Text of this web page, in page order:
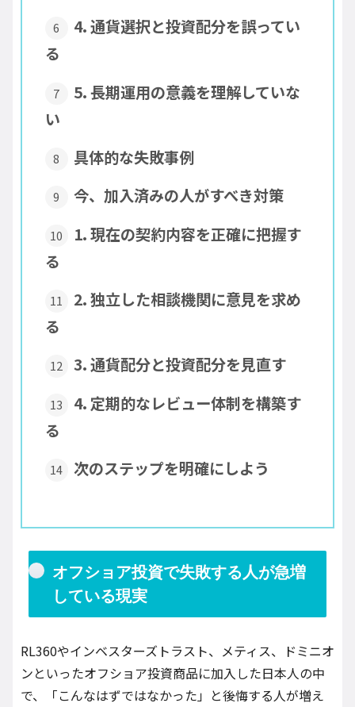
4. 通貨選択と投資配分を誤ってい
る
5. 長期運用の意義を理解していな
い
具体的な失敗事例
今、加入済みの人がすべき対策
1. 現在の契約内容を正確に把握す
る
2. 独立した相談機関に意見を求め
る
3. 通貨配分と投資配分を見直す
4. 定期的なレビュー体制を構築す
る
次のステップを明確にしよう
オフショア投資で失敗する人が急増
している現実
RL360やインベスターズトラスト、メティス、ドミニオ
ンといったオフショア投資商品に加入した日本人の中
で、「こんなはずではなかった」と後悔する人が増え